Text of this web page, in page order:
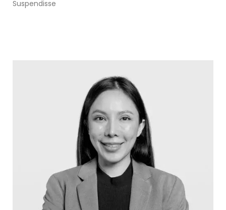
Suspendisse